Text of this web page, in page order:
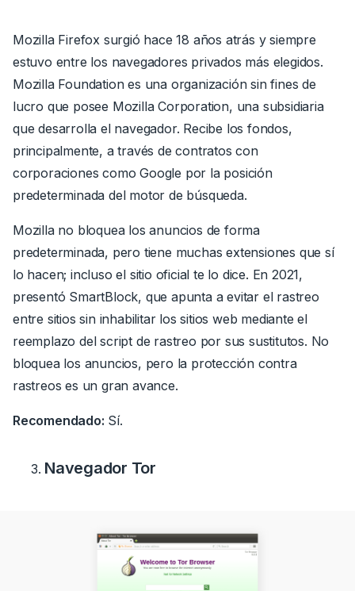
Mozilla Firefox surgió hace 18 años atrás y siempre
estuvo entre los navegadores privados más elegidos.
Mozilla Foundation es una organización sin fines de
lucro que posee Mozilla Corporation, una subsidiaria
que desarrolla el navegador. Recibe los fondos,
principalmente, a través de contratos con
corporaciones como Google por la posición
predeterminada del motor de búsqueda.
Mozilla no bloquea los anuncios de forma
predeterminada, pero tiene muchas extensiones que sí
lo hacen; incluso el sitio oficial te lo dice. En 2021,
presentó SmartBlock, que apunta a evitar el rastreo
entre sitios sin inhabilitar los sitios web mediante el
reemplazo del script de rastreo por sus sustitutos. No
bloquea los anuncios, pero la protección contra
rastreos es un gran avance.
Recomendado: Sí.
Navegador Tor